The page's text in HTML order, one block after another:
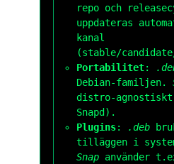
repo och
uppdateras
kanal
(stable/
Portabilitet:
Debian-familjen.
distro-
Snapd).
Plugins: .deb
tilläggen i
Snap använder